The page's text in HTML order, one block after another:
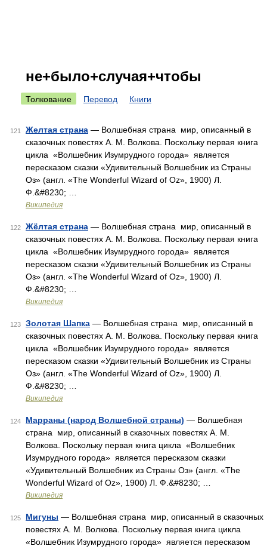
не+было+случая+чтобы
Толкование Перевод Книги
121 Желтая страна — Волшебная страна мир, описанный в
сказочных повестях А. М. Волкова. Поскольку первая книга
цикла «Волшебник Изумрудного города» является
пересказом сказки «Удивительный Волшебник из Страны
Оз» (англ. «The Wonderful Wizard of Oz», 1900) Л.
Ф.&#8230; …
Википедия
122 Жёлтая страна — Волшебная страна мир, описанный в
сказочных повестях А. М. Волкова. Поскольку первая книга
цикла «Волшебник Изумрудного города» является
пересказом сказки «Удивительный Волшебник из Страны
Оз» (англ. «The Wonderful Wizard of Oz», 1900) Л.
Ф.&#8230; …
Википедия
123 Золотая Шапка — Волшебная страна мир, описанный в
сказочных повестях А. М. Волкова. Поскольку первая книга
цикла «Волшебник Изумрудного города» является
пересказом сказки «Удивительный Волшебник из Страны
Оз» (англ. «The Wonderful Wizard of Oz», 1900) Л.
Ф.&#8230; …
Википедия
124 Марраны (народ Волшебной страны) — Волшебная
страна мир, описанный в сказочных повестях А. М.
Волкова. Поскольку первая книга цикла «Волшебник
Изумрудного города» является пересказом сказки
«Удивительный Волшебник из Страны Оз» (англ. «The
Wonderful Wizard of Oz», 1900) Л. Ф.&#8230; …
Википедия
125 Мигуны — Волшебная страна мир, описанный в сказочных
повестях А. М. Волкова. Поскольку первая книга цикла
«Волшебник Изумрудного города» является пересказом